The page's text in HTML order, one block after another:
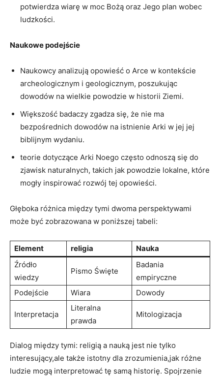
potwierdza wiarę w moc Bożą oraz Jego plan⁤ wobec ​
ludzkości.
Naukowe ‌podejście
Naukowcy analizują⁤ opowieść o Arce ‌w ​kontekście
archeologicznym i geologicznym, ⁣poszukując
dowodów na ‌wielkie powodzie w ⁣historii Ziemi.
Większość badaczy zgadza ‌się, że nie ma
bezpośrednich dowodów⁢ na istnienie ​Arki w⁢ jej​ jej
biblijnym wydaniu.
teorie dotyczące Arki Noego często odnoszą się do
zjawisk naturalnych, takich ⁢jak powodzie lokalne, które
mogły inspirować rozwój ​tej opowieści.
Głęboka⁤ różnica między ‌tymi⁢ dwoma perspektywami
może być zobrazowana w poniższej tabeli:
Element religia
Nauka
Źródło
wiedzy
Pismo Święte
Badania
⁣empiryczne
Podejście
Wiara Dowody
Interpretacja
Literalna
prawda
Mitologizacja
Dialog ⁤między tymi: religią a nauką jest nie tylko⁤
interesujący,ale także istotny dla zrozumienia,jak⁢ różne
ludzie mogą interpretować⁤ tę samą⁣ historię. Spojrzenie